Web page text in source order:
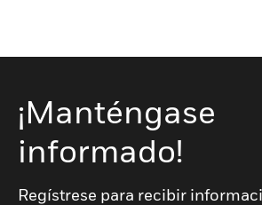
¡Manténgase
informado!
Regístrese para recibir